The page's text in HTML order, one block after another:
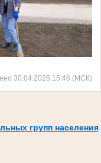
30.04.2025 15:46 (МСК)
групп населения